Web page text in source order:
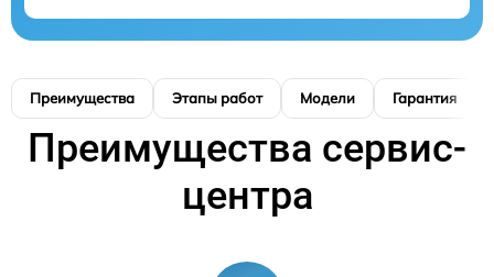
Преимущества Этапы работ Модели Гарантия
Преимущества сервис-
центра